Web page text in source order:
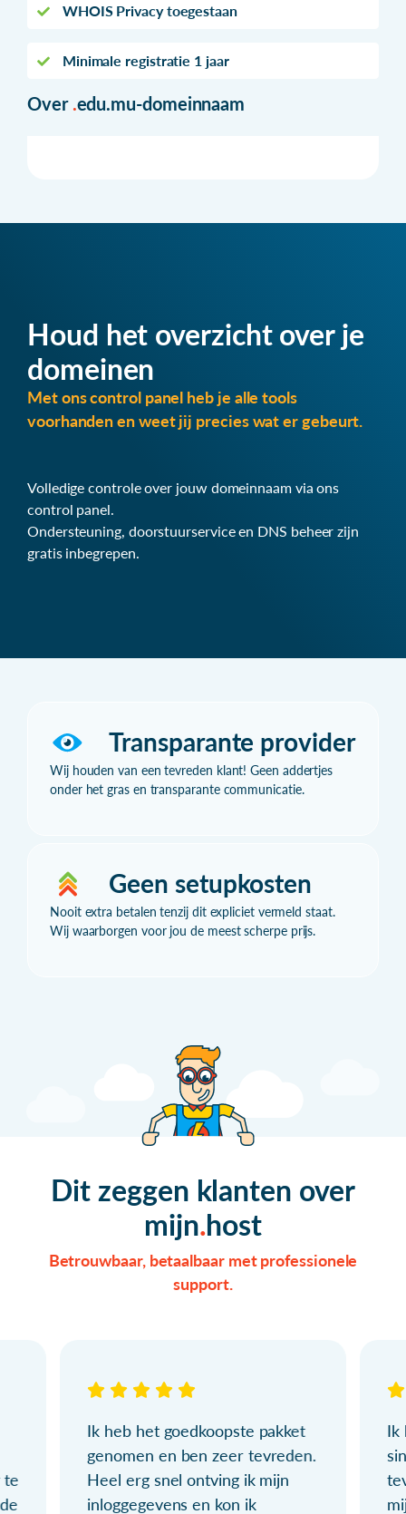
WHOIS Privacy toegestaan
Minimale registratie 1 jaar
Over .edu.mu-domeinnaam
Houd het overzicht over je
domeinen
Met ons control panel heb je alle tools
voorhanden en weet jij precies wat er gebeurt.
Volledige controle over jouw domeinnaam via ons
control panel.
Ondersteuning, doorstuurservice en DNS beheer zijn
gratis inbegrepen.
Transparante provider
Wij houden van een tevreden klant! Geen addertjes
onder het gras en transparante communicatie.
Geen setupkosten
Nooit extra betalen tenzij dit expliciet vermeld staat.
Wij waarborgen voor jou de meest scherpe prijs.
Dit zeggen klanten over
mijn host
Betrouwbaar, betaalbaar met professionele
support.
te
Ik heb het goedkoopste pakket
genomen en ben zeer tevreden.
Heel erg snel ontving ik mijn
inloggegevens en kon ik
Ik